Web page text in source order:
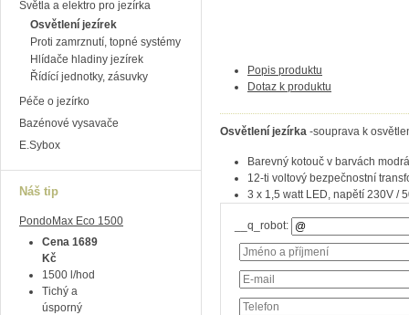
Popis produktu
Dotaz k produktu
Osvětlení jezírka -souprava k
Barevný kotouč v barvách
12-ti voltový bezpečnostní
3 x 1,5 watt LED, napětí 230V /
__q_robot:
Světla a elektro pro jezírka
Osvětlení jezírek
Proti zamrznutí, topné systémy
Hlídače hladiny jezírek
Řídící jednotky, zásuvky
Péče o jezírko
Bazénové vysavače
E.Sybox
Náš tip
PondoMax Eco 1500
Cena 1689
Kč
1500 l/hod
Tichý a
úsporný